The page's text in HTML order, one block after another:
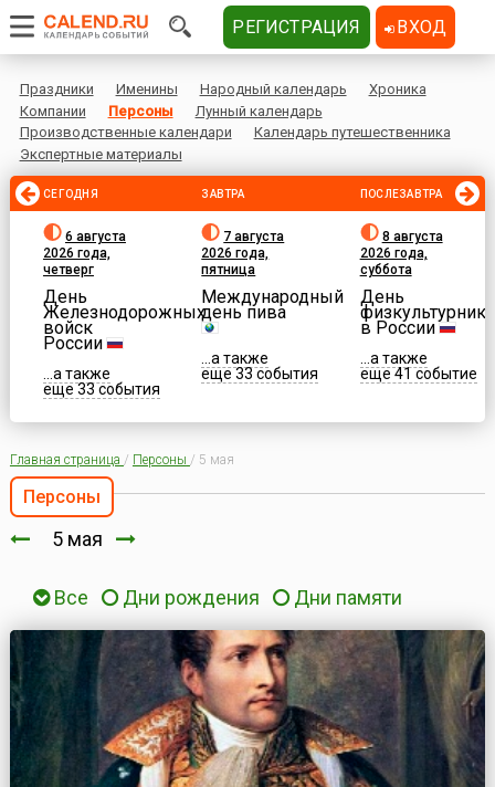
Праздники Именины Народный календарь
Хроника
Компании
Персоны
Лунный календарь
Производственные календари
Календарь путешественника
Экспертные материалы
СЕГОДНЯ
6 августа
2026 года,
четверг
День
Железнодорожных
войск
России
...а также
еще 33 события
ЗАВТРА
7 августа
2026 года,
пятница
Международный
день пива
...а также
еще 33 события
ПОСЛЕЗАВТРА
8 августа
2026 года,
суббота
День
физкультурника
в России
...а также
еще 41 событие
Главная страница / Персоны / 5 мая
Персоны
5 мая
Все Дни рождения Дни памяти
РЕГИСТРАЦИЯ ВХОД